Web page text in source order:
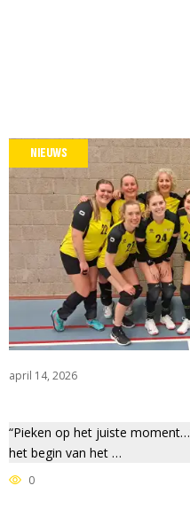
NIEUWS
april 14, 2026
“Pieken op het juiste
het begin van het …
0